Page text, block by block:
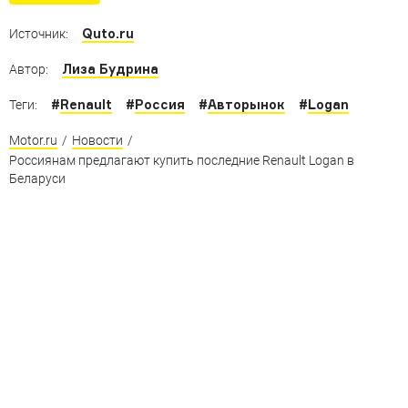
Источник: Quto.ru
Автор: Лиза Будрина
Теги: #Renault #Россия #Авторынок #Logan
Motor.ru / Новости /
Россиянам предлагают купить последние Renault Logan в
Беларуси